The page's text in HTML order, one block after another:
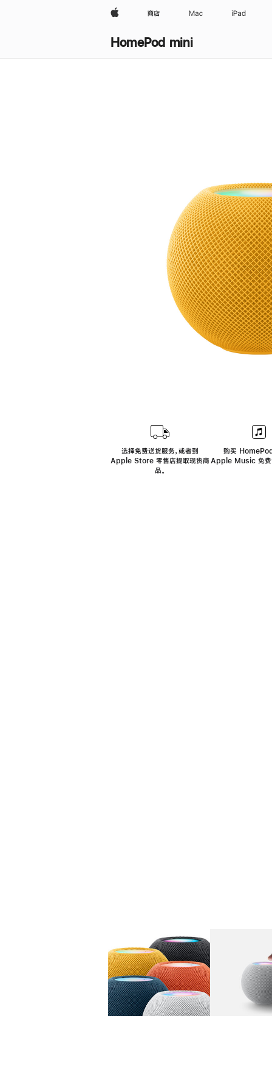
Apple 商店 Mac iPad
HomePod mini
选择免费送货服务，或者到
Apple Store 零售店提取现货商
品。
购买
Apple Music 免费
图库 图像 1